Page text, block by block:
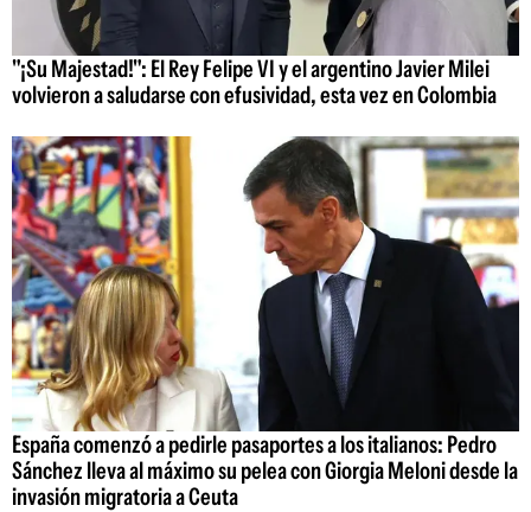
"¡Su Majestad!": El Rey Felipe VI y el argentino Javier Milei
volvieron a saludarse con efusividad, esta vez en Colombia
España comenzó a pedirle pasaportes a los italianos: Pedro
Sánchez lleva al máximo su pelea con Giorgia Meloni desde la
invasión migratoria a Ceuta